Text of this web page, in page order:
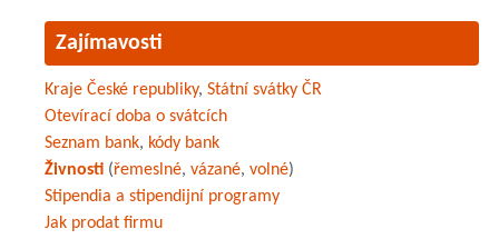
Zajímavosti
Kraje České republiky, Státní svátky ČR
Otevírací doba o svátcích
Seznam bank, kódy bank
Živnosti (řemeslné, vázané, volné)
Stipendia a stipendijní programy
Jak prodat firmu